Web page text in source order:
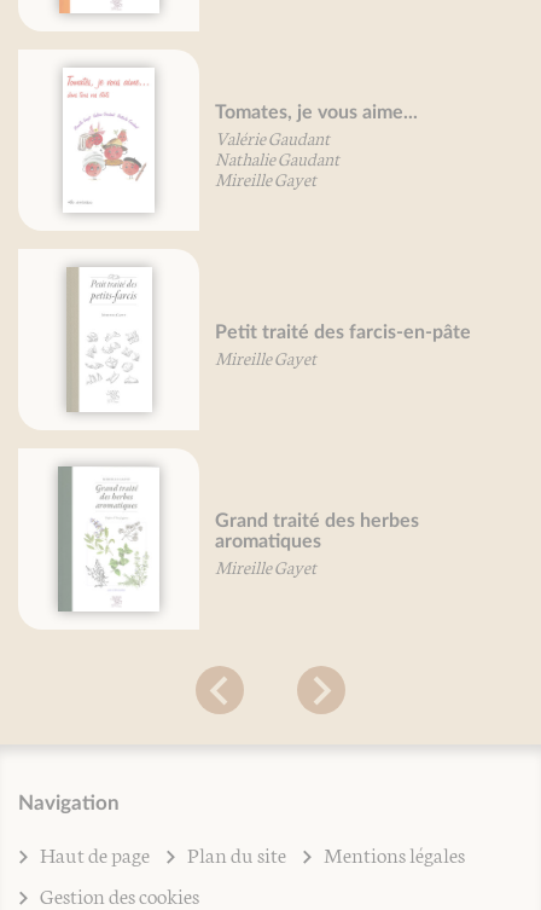
Tomates, je vous aime...
Valérie Gaudant
Nathalie Gaudant
Mireille Gayet
Petit traité des farcis-en-pâte
Mireille Gayet
Grand traité des herbes
aromatiques
Mireille Gayet
Navigation
Haut de page Plan du site
Mentions légales
Gestion des cookies